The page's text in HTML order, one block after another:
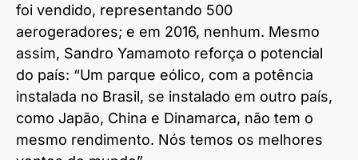
foi vendido, representando 500
aerogeradores; e em 2016, nenhum. Mesmo
assim, Sandro Yamamoto reforça o potencial
do país: “Um parque eólico, com a potência
instalada no Brasil, se instalado em outro país,
como Japão, China e Dinamarca, não tem o
mesmo rendimento. Nós temos os melhores